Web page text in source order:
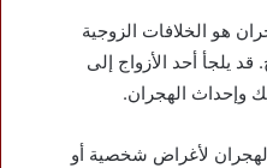
هو الخلافات الزوجية
قد يلجأ أحد الأزواج إلى
وإحداث الهجران.
لأغراض شخصية أو